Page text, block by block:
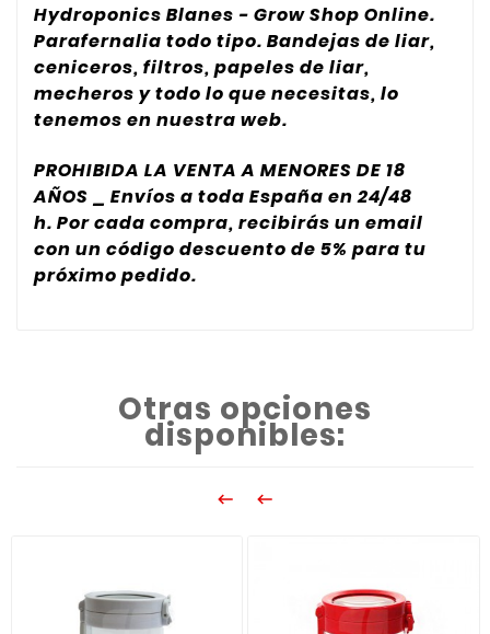
Hydroponics Blanes - Grow Shop Online.
Parafernalia todo tipo. Bandejas de liar,
ceniceros, filtros, papeles de liar,
mecheros y todo lo que necesitas, lo
tenemos en nuestra web.
PROHIBIDA LA VENTA A MENORES DE 18
AÑOS _ Envíos a toda España en 24/48
h. Por cada compra, recibirás un email
con un código descuento de 5% para tu
próximo pedido.
Otras opciones
disponibles:
 